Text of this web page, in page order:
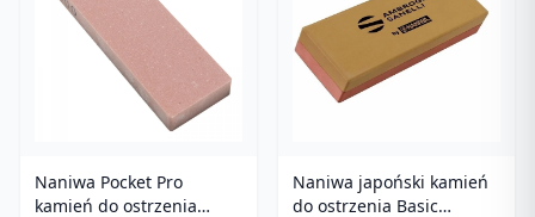
Naniwa Pocket Pro
kamień do ostrzenia
Naniwa japoński kamień
do ostrzenia Basic